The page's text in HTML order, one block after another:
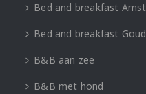
Bed and breakfast
Bed and breakfast
B&B aan zee
B&B met hond